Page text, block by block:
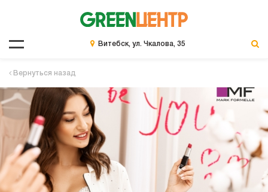
Витебск, ул. Чкалова, 35
Вернуться назад